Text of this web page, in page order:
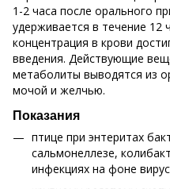
1-2 часа после орального
удерживается в течение 12
концентрация в крови
введения. Действующие
метаболиты выводятся из
мочой и желчью.
Показания
птице при энтеритах
сальмонеллезе,
инфекциях на фоне